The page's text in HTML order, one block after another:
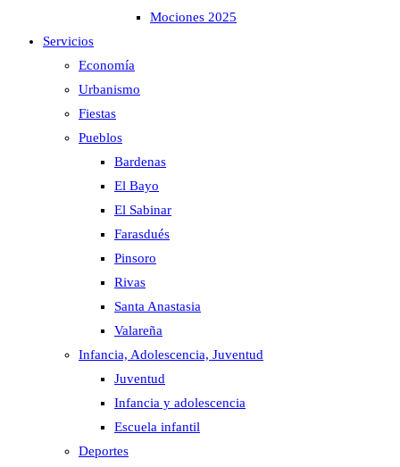
Mociones 2025
Servicios
Economía
Urbanismo
Fiestas
Pueblos
Bardenas
El Bayo
El Sabinar
Farasdués
Pinsoro
Rivas
Santa Anastasia
Valareña
Infancia, Adolescencia, Juventud
Juventud
Infancia y adolescencia
Escuela infantil
Deportes